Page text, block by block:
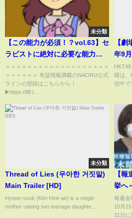
未分類
【この能力が必須！？vol.63】セ
ラピストに絶対に必要な能力に
ついて中山先生が熱弁！
＝＝＝＝＝＝＝＝＝＝＝＝＝＝＝＝＝＝＝
＝＝＝＝＝＝ 有益情報満載のNAORU公式
ラインの登録はこちらから！
▶️https://liff.l...
【
年9
初日
様は、
信中で
未分類
Thread of Lies (우아한 거짓말)
Main Trailer [HD]
Hyeon-sook (Kim Hee-ae) is a single
mother raising two teenage daughte...
【
挙へ
毎週金
10月
31日